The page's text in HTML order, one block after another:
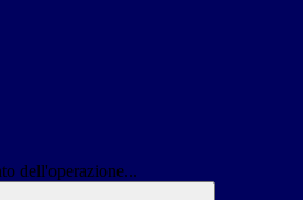
dell'operazione...